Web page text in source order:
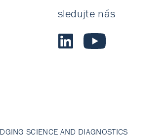
sledujte nás
SCIENCE AND DIAGNOSTICS